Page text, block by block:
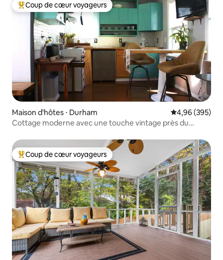
Coups de cœur voyageurs les plus appréciés
Coup de cœur voyageurs
Maison d'hôtes ⋅ Durham Évaluation
4,96 (395)
Cottage moderne avec une touche vintage près du
Coups de cœur voyageurs les plus appréciés
Coup de cœur voyageurs